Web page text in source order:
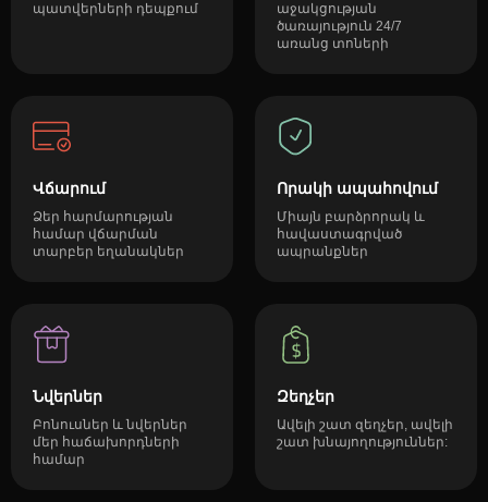
պատվերների դեպքում
աջակցության
ծառայություն 24/7
առանց տոների
Վճարում
Ձեր հարմարության
համար վճարման
տարբեր եղանակներ
Որակի ապահովում
Միայն բարձրորակ և
հավաստագրված
ապրանքներ
Նվերներ
Բոնուսներ և նվերներ
մեր հաճախորդների
համար
Զեղչեր
Ավելի շատ զեղչեր, ավելի
շատ խնայողություններ: